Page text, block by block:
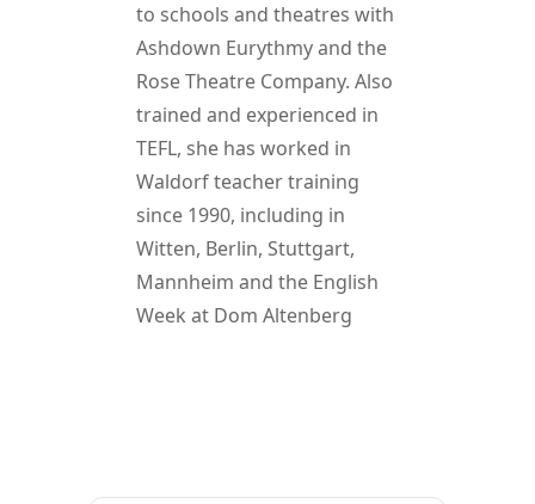
to schools and theatres with
Ashdown Eurythmy and the
Rose Theatre Company. Also
trained and experienced in
TEFL, she has worked in
Waldorf teacher training
since 1990, including in
Witten, Berlin, Stuttgart,
Mannheim and the English
Week at Dom Altenberg